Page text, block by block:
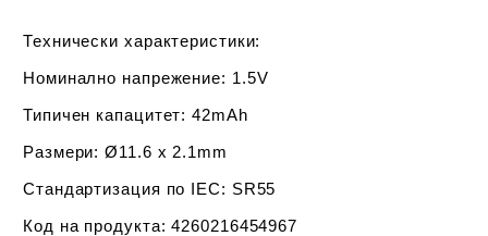
Технически характеристики:
Номинално напрежение: 1.5V
Типичен капацитет:42mAh
Размери:Ø11.6 x 2.1mm
Стандартизация по IEC: SR55
Код на продукта:4260216454967